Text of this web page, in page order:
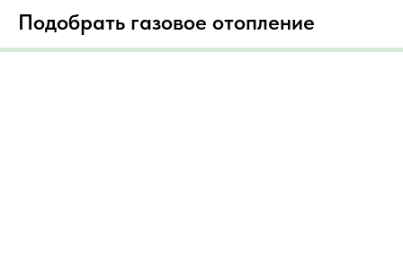
Подобрать газовое отопление